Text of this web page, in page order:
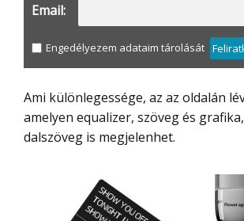
Email:
Engedélyezem adataim tárolását
Ami különlegessége, az az oldalán lévő kijelző,
amelyen equalizer, szöveg és
dalszöveg is megjelenhet.